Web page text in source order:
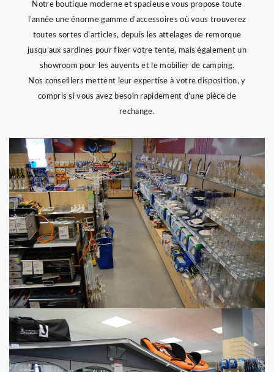
Notre boutique moderne et spacieuse vous propose toute
l’année une énorme gamme d’accessoires où vous trouverez
toutes sortes d’articles, depuis les attelages de remorque
jusqu’aux sardines pour fixer votre tente, mais également un
showroom pour les auvents et le mobilier de camping.
Nos conseillers mettent leur expertise à votre disposition, y
compris si vous avez besoin rapidement d’une pièce de
rechange.